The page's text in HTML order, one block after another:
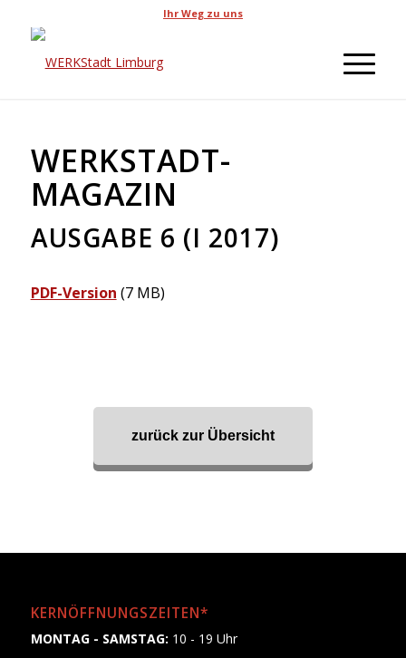
Ihr Weg zu uns
WERKSTADT-
MAGAZIN
AUSGABE 6 (I 2017)
PDF-Version (7 MB)
zurück zur Übersicht
KERNÖFFNUNGSZEITEN*
MONTAG - SAMSTAG: 10 - 19 Uhr